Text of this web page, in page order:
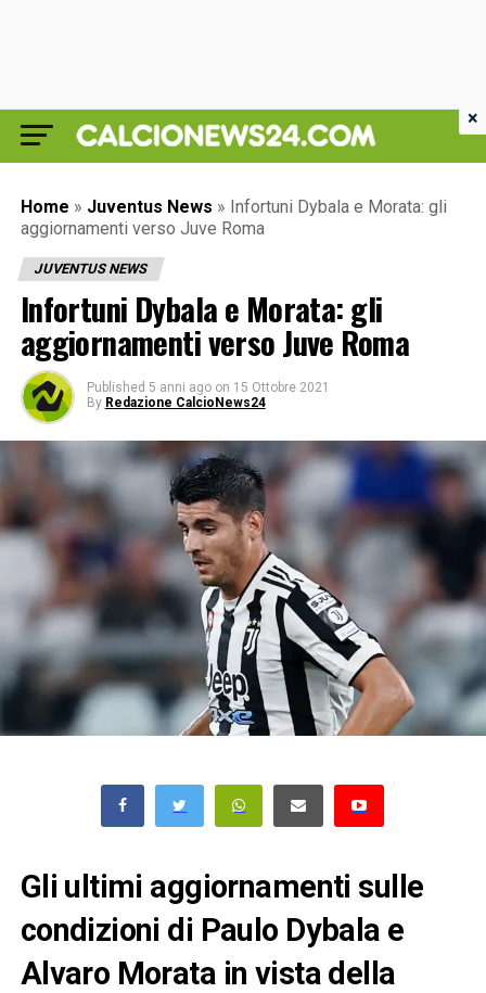
Home » Juventus News » Infortuni Dybala e Morata: gli
aggiornamenti verso Juve Roma
JUVENTUS NEWS
Infortuni Dybala e Morata: gli
aggiornamenti verso Juve Roma
Published 5 anni ago on 15 Ottobre 2021
By Redazione CalcioNews24
Gli ultimi aggiornamenti sulle
condizioni di Paulo Dybala e
Alvaro Morata in vista della
×